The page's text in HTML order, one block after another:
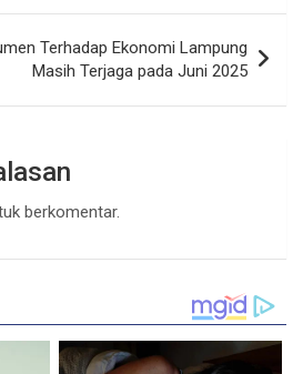
Terhadap Ekonomi Lampung
Masih Terjaga pada Juni 2025
berkomentar.